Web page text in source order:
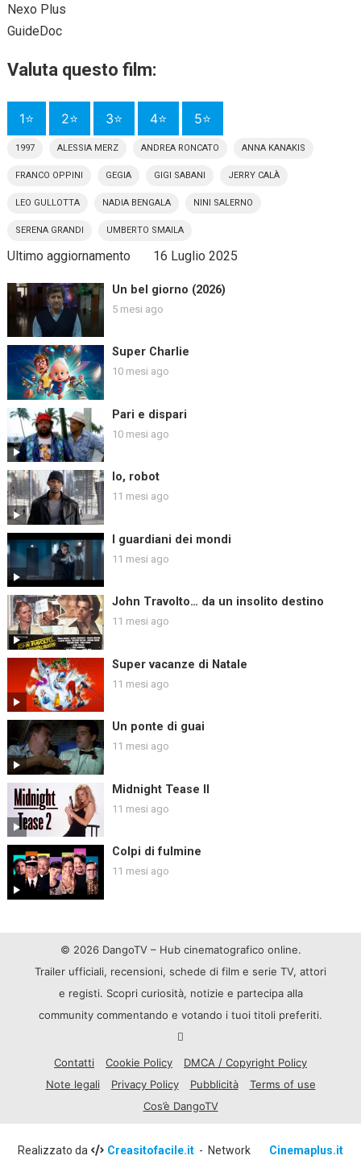
Nexo Plus
GuideDoc
Valuta questo film:
1⭐ 2⭐ 3⭐ 4⭐ 5⭐
1997 ALESSIA MERZ ANDREA RONCATO ANNA KANAKIS
FRANCO OPPINI GEGIA GIGI SABANI JERRY CALÀ
LEO GULLOTTA NADIA BENGALA NINI SALERNO
SERENA GRANDI UMBERTO SMAILA
Ultimo aggiornamento 16 Luglio 2025
Un bel giorno (2026)
5 mesi ago
Super Charlie
10 mesi ago
Pari e dispari
10 mesi ago
Io, robot
11 mesi ago
I guardiani dei mondi
11 mesi ago
John Travolto… da un insolito destino
11 mesi ago
Super vacanze di Natale
11 mesi ago
Un ponte di guai
11 mesi ago
Midnight Tease II
11 mesi ago
Colpi di fulmine
11 mesi ago
© 2026 DangoTV – Hub cinematografico online.
Trailer ufficiali, recensioni, schede di film e serie TV, attori
e registi. Scopri curiosità, notizie e partecipa alla
community commentando e votando i tuoi titoli preferiti.
Contatti Cookie Policy
DMCA / Copyright Policy
Note legali
Privacy Policy Pubblicità
Terms of use
Cos’è DangoTV
Realizzato da Creasitofacile.it - Network Cinemaplus.it